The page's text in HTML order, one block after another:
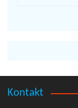
Kontakt